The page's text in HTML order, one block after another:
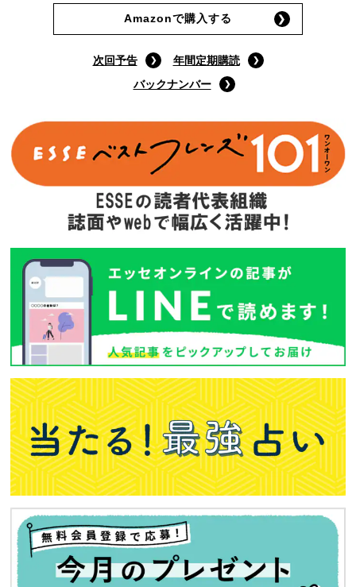
Amazonで購入する
次回予告
年間定期購読
バックナンバー